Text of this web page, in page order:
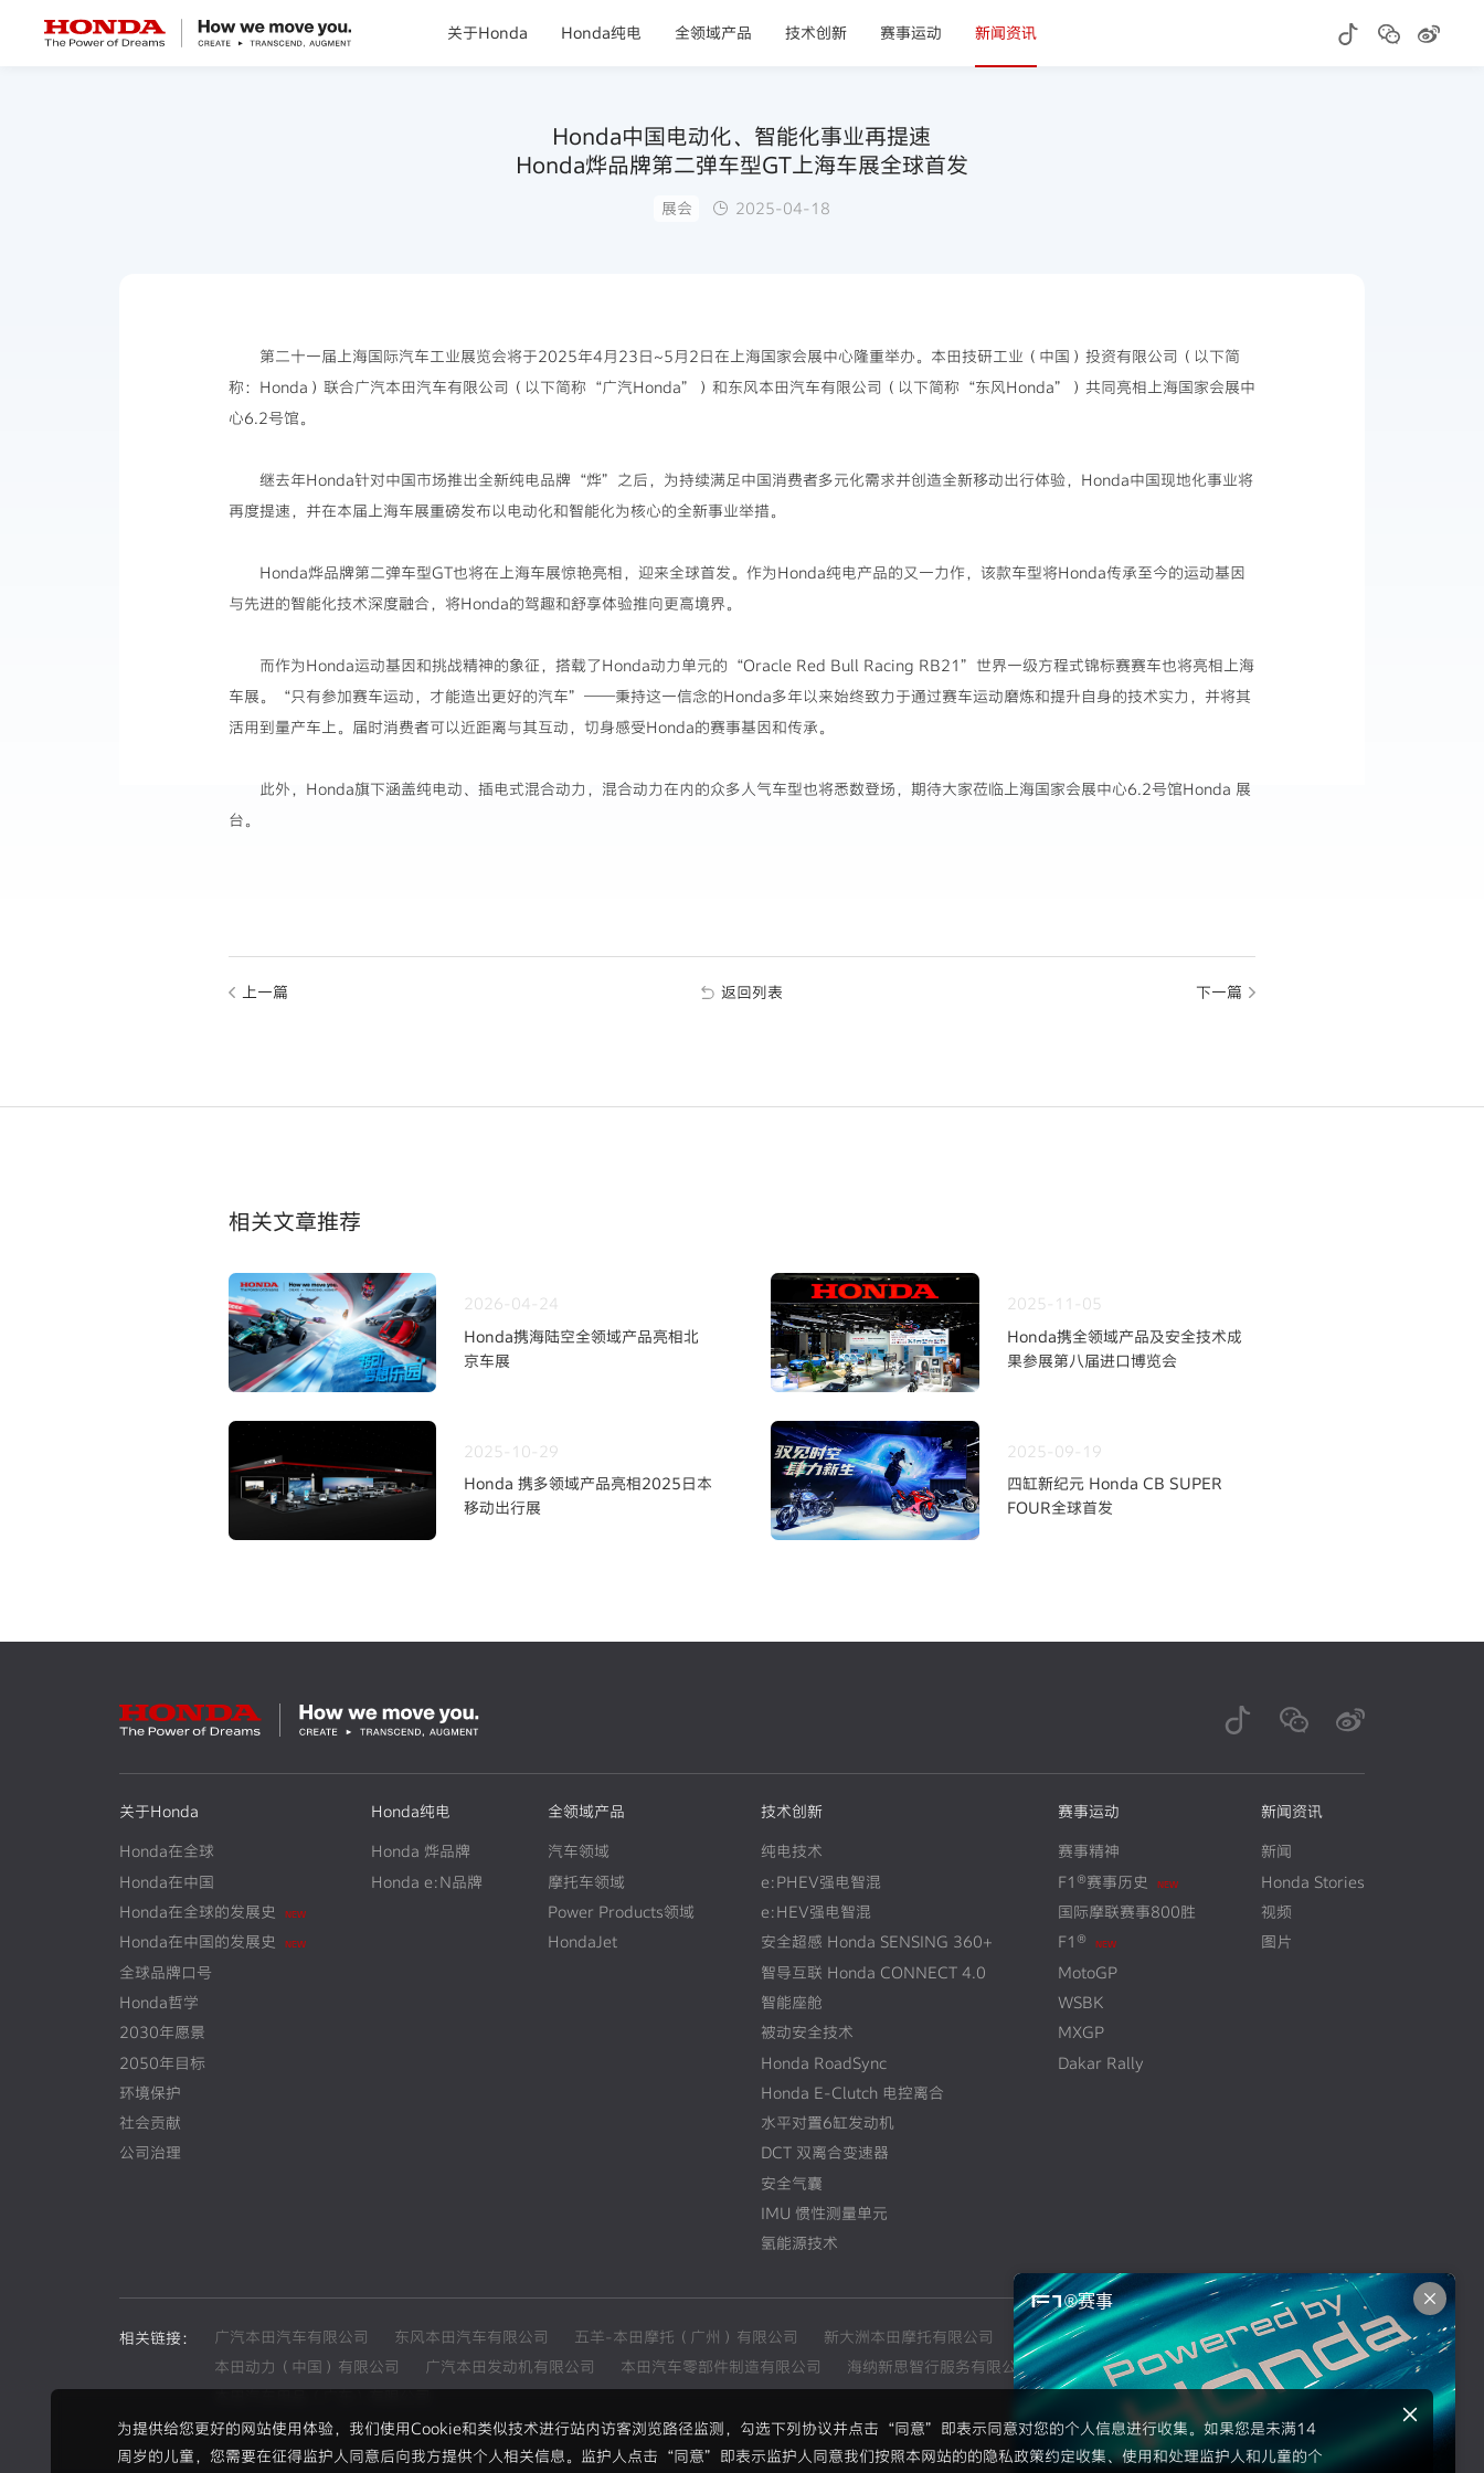
关于Honda Honda纯电 全领域产品 技术创新 赛事运动 新闻资讯
Honda中国电动化、智能化事业再提速
Honda烨品牌第二弹车型GT上海车展全球首发
展会 2025-04-18
第二十一届上海国际汽车工业展览会将于2025年4月23日~5月2日在上海国家会展中心隆重举办。本田技研工业（中国）投资有限公司（以下简
称：Honda）联合广汽本田汽车有限公司（以下简称“广汽Honda”）和东风本田汽车有限公司（以下简称“东风Honda”）共同亮相上海国家会展中
心6.2号馆。
继去年Honda针对中国市场推出全新纯电品牌“烨”之后，为持续满足中国消费者多元化需求并创造全新移动出行体验，Honda中国现地化事业将
再度提速，并在本届上海车展重磅发布以电动化和智能化为核心的全新事业举措。
Honda烨品牌第二弹车型GT也将在上海车展惊艳亮相，迎来全球首发。作为Honda纯电产品的又一力作，该款车型将Honda传承至今的运动基因
与先进的智能化技术深度融合，将Honda的驾趣和舒享体验推向更高境界。
而作为Honda运动基因和挑战精神的象征，搭载了Honda动力单元的“Oracle Red Bull Racing RB21”世界一级方程式锦标赛赛车也将亮相上海
车展。“只有参加赛车运动，才能造出更好的汽车”——秉持这一信念的Honda多年以来始终致力于通过赛车运动磨炼和提升自身的技术实力，并将其
活用到量产车上。届时消费者可以近距离与其互动，切身感受Honda的赛事基因和传承。
此外，Honda旗下涵盖纯电动、插电式混合动力，混合动力在内的众多人气车型也将悉数登场，期待大家莅临上海国家会展中心6.2号馆Honda 展
台。
上一篇 返回列表 下一篇
相关文章推荐
2026-04-24
Honda携海陆空全领域产品亮相北
京车展
2025-11-05
Honda携全领域产品及安全技术成
果参展第八届进口博览会
2025-10-29
Honda 携多领域产品亮相2025日本
移动出行展
2025-09-19
四缸新纪元 Honda CB SUPER
FOUR全球首发
为提供给您更好的网站使用体验，我们使用Cookie和类似技术进行站内访客浏览路径监测，勾选下列协议并点击“同意”即表示同意对您的个人信息进行收集。如果您是未满14
周岁的儿童，您需要在征得监护人同意后向我方提供个人相关信息。监护人点击“同意”即表示监护人同意我们按照本网站的的隐私政策约定收集、使用和处理监护人和儿童的个
关于Honda
Honda在全球
Honda在中国
Honda在全球的发展史
NEW
Honda在中国的发展史 NEW
全球品牌口号
Honda哲学
2030年愿景
2050年目标
环境保护
社会贡献
公司治理
Honda纯电
Honda 烨品牌
Honda e:N品牌
全领域产品
汽车领域
摩托车领域
Power Products领域
HondaJet
技术创新
纯电技术
e:PHEV强电智混
e:HEV强电智混
安全超感 Honda SENSING 360+
智导互联 Honda CONNECT 4.0
智能座舱
被动安全技术
Honda RoadSync
Honda E-Clutch 电控离合
水平对置6缸发动机
DCT 双离合变速器
安全气囊
IMU 惯性测量单元
氢能源技术
赛事运动
赛事精神
F1®赛事历史
NEW
国际摩联赛事800胜
F1®
NEW
MotoGP
WSBK
MXGP
Dakar Rally
新闻资讯
新闻
Honda Stories
视频
图片
相关链接： 广汽本田汽车有限公司 东风本田汽车有限公司 五羊-本田摩托（广州）有限公司 新大洲本田摩托有限公司
本田摩托车销售（上海）有限公司
本田动力（中国）有限公司
广汽本田发动机有限公司 本田汽车零部件制造有限公司 海纳新思智行服务有限公司
东风本田汽车零部件有限公司
F1®赛事